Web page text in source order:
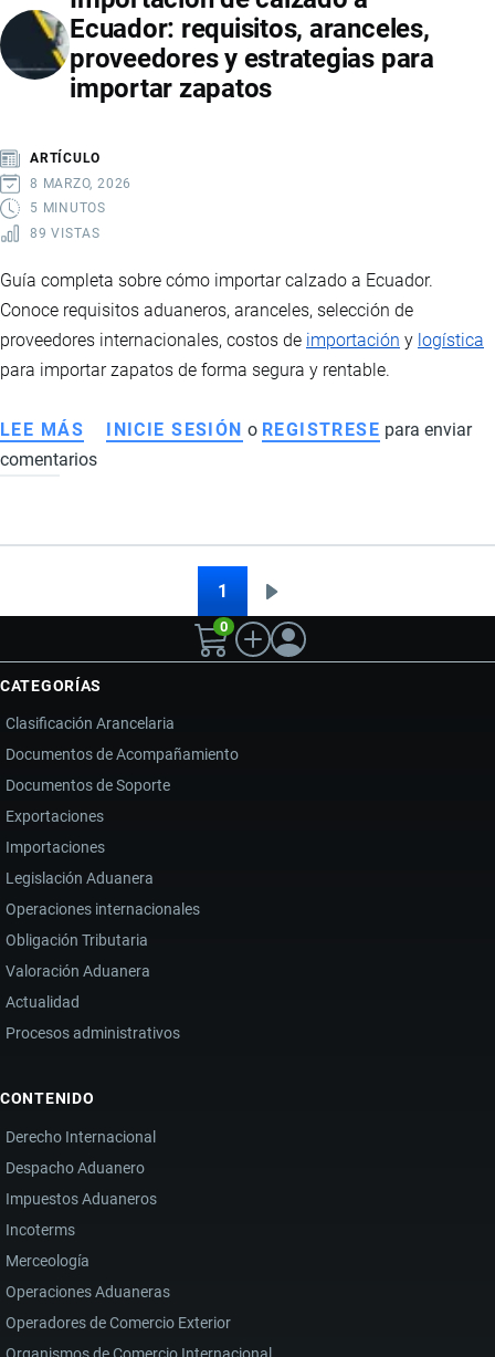
MÉDICOS
EN
ECUADOR:
Y
PROCESO
ADUANERO
Ecuador: requisitos, aranceles,
proveedores y estrategias para
importar zapatos
ARTÍCULO
8 MARZO, 2026
5 MINUTOS
89 VISTAS
Guía completa sobre cómo importar calzado a Ecuador.
Conoce requisitos aduaneros, aranceles, selección de
proveedores internacionales, costos de importación y logística
para importar zapatos de forma segura y rentable.
LEE MÁS SOBRE
IMPORTACIÓN
A
ARANCELES,
PROVEEDORES
Y
ESTRATEGIAS
PARA
IMPORTAR
ZAPATOS
INICIE SESIÓN o REGISTRESE para enviar
comentarios
1
página
0
CATEGORÍAS
Clasificación Arancelaria
Documentos de Acompañamiento
Documentos de Soporte
Exportaciones
Importaciones
Legislación Aduanera
Operaciones internacionales
Obligación Tributaria
Valoración Aduanera
Actualidad
Procesos administrativos
CONTENIDO
Derecho Internacional
Despacho Aduanero
Impuestos Aduaneros
Incoterms
Merceología
Operaciones Aduaneras
Operadores de Comercio Exterior